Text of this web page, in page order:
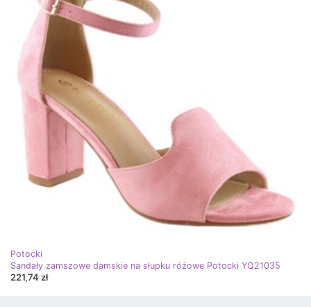
Potocki
Sandały zamszowe damskie na słupku różowe Potocki YQ21035
221,74 zł